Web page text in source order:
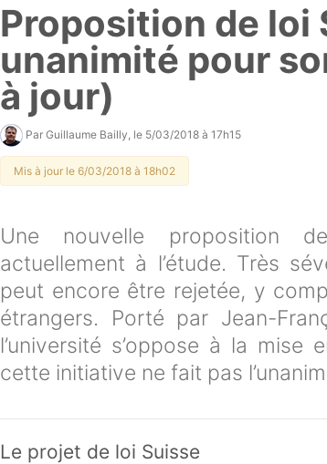
Proposition de loi
unanimité pour
à jour)
Par Guillaume Bailly , le 5/03/2018 à 17h15
Mis à jour le 6/03/2018 à 18h02
Une nouvelle proposition
actuellement à l’étude. Très
peut encore être rejetée, y
étrangers. Porté par Jean-
l’université s’oppose à la
cette initiative ne fait pas
Le projet de loi Suisse